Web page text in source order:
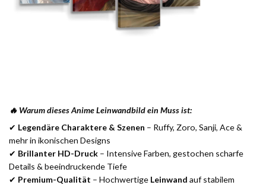
🔥 Warum dieses Anime Leinwandbild ein Muss ist:
✔ Legendäre Charaktere & Szenen – Ruffy, Zoro, Sanji, Ace &
mehr in ikonischen Designs
✔ Brillanter HD-Druck – Intensive Farben, gestochen scharfe
Details & beeindruckende Tiefe
✔ Premium-Qualität – Hochwertige Leinwand auf stabilem